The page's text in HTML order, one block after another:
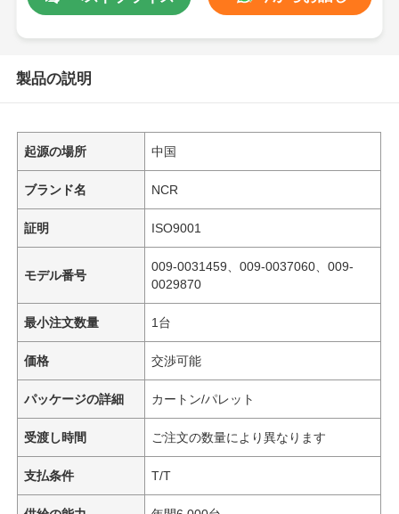
製品の説明
起源の場所 中国
ブランド名 NCR
証明 ISO9001
モデル番号
009-0031459、009-0037060、009-
0029870
最小注文数量 1台
価格 交渉可能
パッケージの詳細 カートン/パレット
受渡し時間 ご注文の数量により異なります
支払条件 T/T